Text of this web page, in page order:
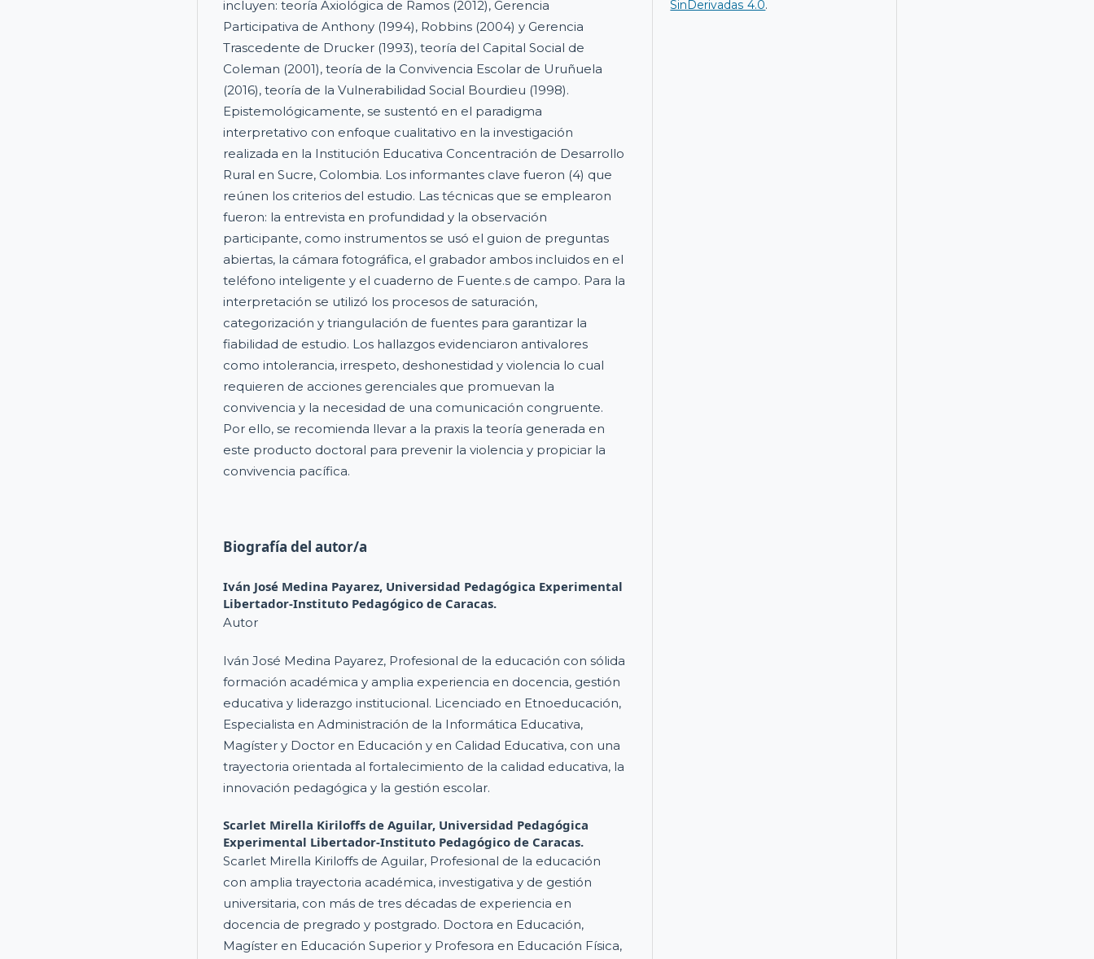
incluyen: teoría Axiológica de Ramos (2012), Gerencia
Participativa de Anthony (1994), Robbins (2004) y Gerencia
Trascedente de Drucker (1993), teoría del Capital Social de
Coleman (2001), teoría de la Convivencia Escolar de Uruñuela
(2016), teoría de la Vulnerabilidad Social Bourdieu (1998).
Epistemológicamente, se sustentó en el paradigma
interpretativo con enfoque cualitativo en la investigación
realizada en la Institución Educativa Concentración de Desarrollo
Rural en Sucre, Colombia. Los informantes clave fueron (4) que
reúnen los criterios del estudio. Las técnicas que se emplearon
fueron: la entrevista en profundidad y la observación
participante, como instrumentos se usó el guion de preguntas
abiertas, la cámara fotográfica, el grabador ambos incluidos en el
teléfono inteligente y el cuaderno de Fuente.s de campo. Para la
interpretación se utilizó los procesos de saturación,
categorización y triangulación de fuentes para garantizar la
fiabilidad de estudio. Los hallazgos evidenciaron antivalores
como intolerancia, irrespeto, deshonestidad y violencia lo cual
requieren de acciones gerenciales que promuevan la
convivencia y la necesidad de una comunicación congruente.
Por ello, se recomienda llevar a la praxis la teoría generada en
este producto doctoral para prevenir la violencia y propiciar la
convivencia pacífica.
Biografía del autor/a
Iván José Medina Payarez, Universidad Pedagógica Experimental
Libertador-Instituto Pedagógico de Caracas.
Autor
Iván José Medina Payarez, Profesional de la educación con sólida
formación académica y amplia experiencia en docencia, gestión
educativa y liderazgo institucional. Licenciado en Etnoeducación,
Especialista en Administración de la Informática Educativa,
Magíster y Doctor en Educación y en Calidad Educativa, con una
trayectoria orientada al fortalecimiento de la calidad educativa, la
innovación pedagógica y la gestión escolar.
Scarlet Mirella Kiriloffs de Aguilar, Universidad Pedagógica
Experimental Libertador-Instituto Pedagógico de Caracas.
Scarlet Mirella Kiriloffs de Aguilar, Profesional de la educación
con amplia trayectoria académica, investigativa y de gestión
universitaria, con más de tres décadas de experiencia en
docencia de pregrado y postgrado. Doctora en Educación,
Magíster en Educación Superior y Profesora en Educación Física,
SinDerivadas 4.0.